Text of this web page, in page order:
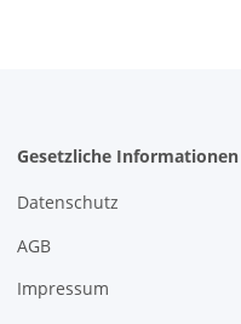
Gesetzliche Informationen
Datenschutz
AGB
Impressum